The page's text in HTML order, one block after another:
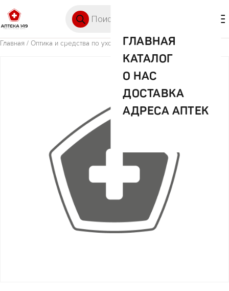
ГЛАВНАЯ
КАТАЛОГ
О НАС
ДОСТАВКА
АДРЕСА АПТЕК
Главная / Оптика и средства по уходу / Очки глаукомные 204-1